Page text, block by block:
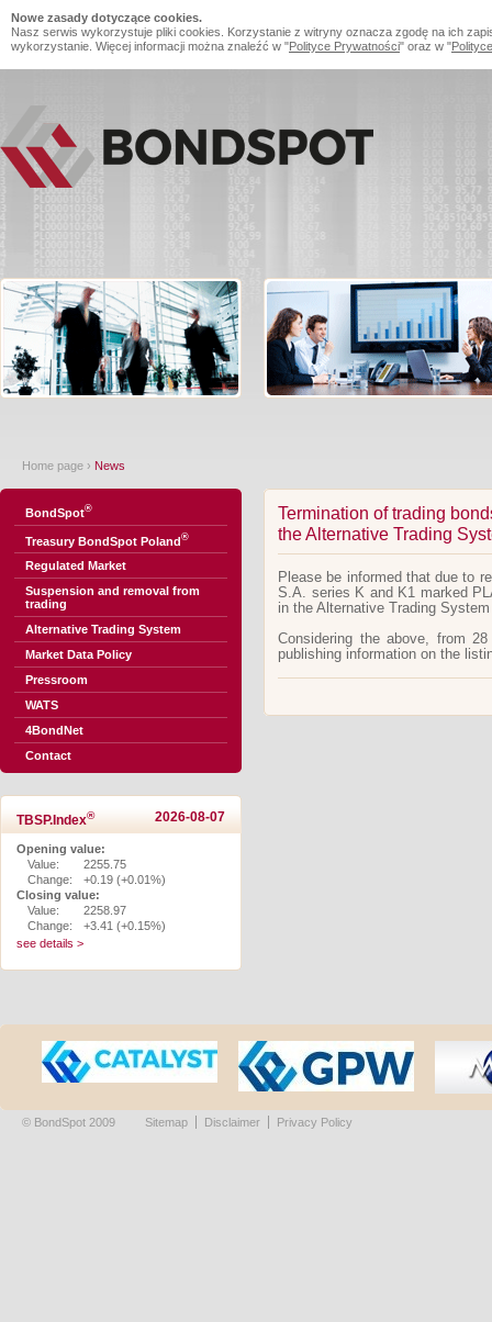
Nowe zasady dotyczące cookies.
Nasz serwis wykorzystuje pliki cookies. Korzystanie z witryny oznacza zgodę na ich
wykorzystanie. Więcej informacji można znaleźć w "Polityce Prywatności" oraz w "
Home page › News
BondSpot®
Treasury BondSpot Poland®
Regulated Market
Suspension and removal from
trading
Alternative Trading System
Market Data Policy
Pressroom
WATS
4BondNet
Contact
TBSP.Index® 2026-08-07
Opening value:
Value:
2255.75
Change:
+0.19 (+0.01%)
Closing value:
Value:
2258.97
Change:
+3.41 (+0.15%)
see details >
Termination of trading
the Alternative Trading
Please be informed that due to
S.A. series K and K1 marked
in the Alternative Trading
Considering the above, from
publishing information on the
© BondSpot 2009 Sitemap Disclaimer Privacy Policy